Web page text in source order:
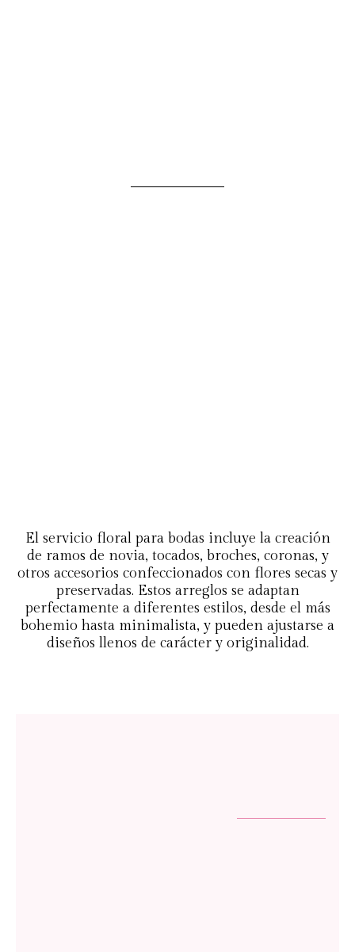
El servicio floral para bodas incluye la creación
de ramos de novia, tocados, broches, coronas, y
otros accesorios confeccionados con flores secas y
preservadas. Estos arreglos se adaptan
perfectamente a diferentes estilos, desde el más
bohemio hasta minimalista, y pueden ajustarse a
diseños llenos de carácter y originalidad.